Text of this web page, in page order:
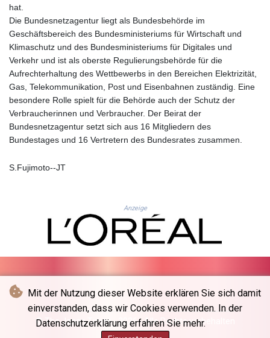
Mit der Nutzung dieser Website erklären Sie sich damit
einverstanden, dass wir Cookies verwenden. In der
Datenschutzerklärung erfahren Sie mehr.
1510.627108
IRR
1587694.361999
ISK 141.792902
JEP 0.857848
JMD 183.243508
JOD 0.818791
JPY 182.181232
KES 149.439303
KGS 100.991685
KWD 0.357023
KYD 0.961017
KZT 541.135669
LAK
103263.512096
LKR 386.906578
LRD 208.141271
LSL 18.917964
hat.
Die Bundesnetzagentur liegt als Bundesbehörde im
Geschäftsbereich des Bundesministeriums für Wirtschaft und
Klimaschutz und des Bundesministeriums für Digitales und
Verkehr und ist als oberste Regulierungsbehörde für die
Aufrechterhaltung des Wettbewerbs in den Bereichen Elektrizität,
Gas, Telekommunikation, Post und Eisenbahnen zuständig. Eine
besondere Rolle spielt für die Behörde auch der Schutz der
Verbraucherinnen und Verbraucher. Der Beirat der
Bundesnetzagentur setzt sich aus 16 Mitgliedern des
Bundestages und 16 Vertretern des Bundesrates zusammen.
S.Fujimoto--JT
Anzeige
© The Japan Times - 2026 - Alle Rechte vorbehalten